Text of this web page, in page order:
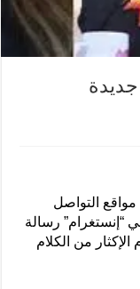
جديدة
مواقع التواصل
“إنستغرام” رسالة
من الكلام